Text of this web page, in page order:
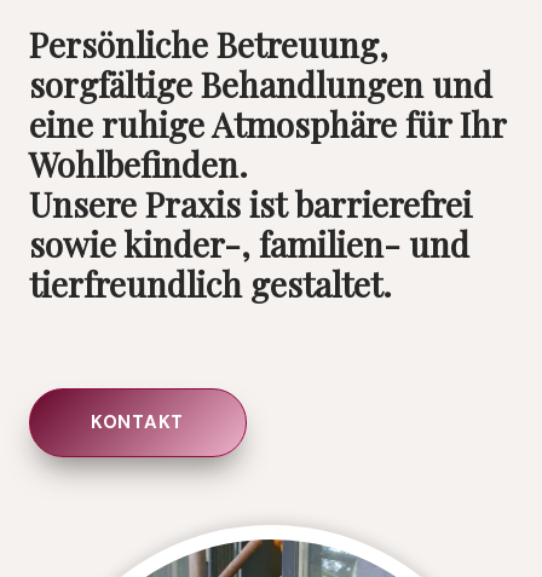
Persönliche Betreuung,
sorgfältige Behandlungen und
eine ruhige Atmosphäre für Ihr
Wohlbefinden.
Unsere Praxis ist barrierefrei
sowie kinder-, familien- und
tierfreundlich gestaltet.
KONTAKT